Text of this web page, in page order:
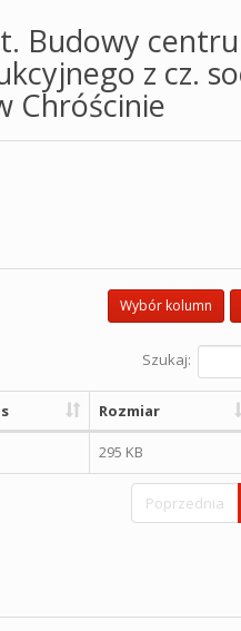
Budowy
z cz.
Chróścinie
Wybór kolumn
Szukaj:
Rozmiar
295 KB
Poprzednia